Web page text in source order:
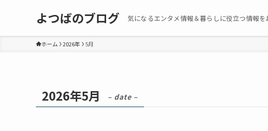
よつばのブログ 気になるエンタメ情報＆暮らしに役立つ情報を
ホーム 2026年 5月
2026年5月 – date –